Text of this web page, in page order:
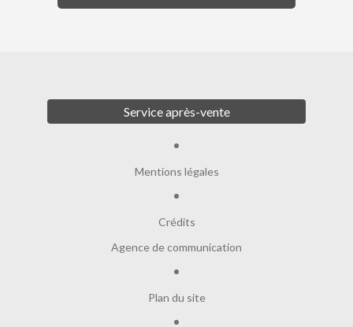
Service après-vente
Mentions légales
Crédits
Agence de communication
Plan du site